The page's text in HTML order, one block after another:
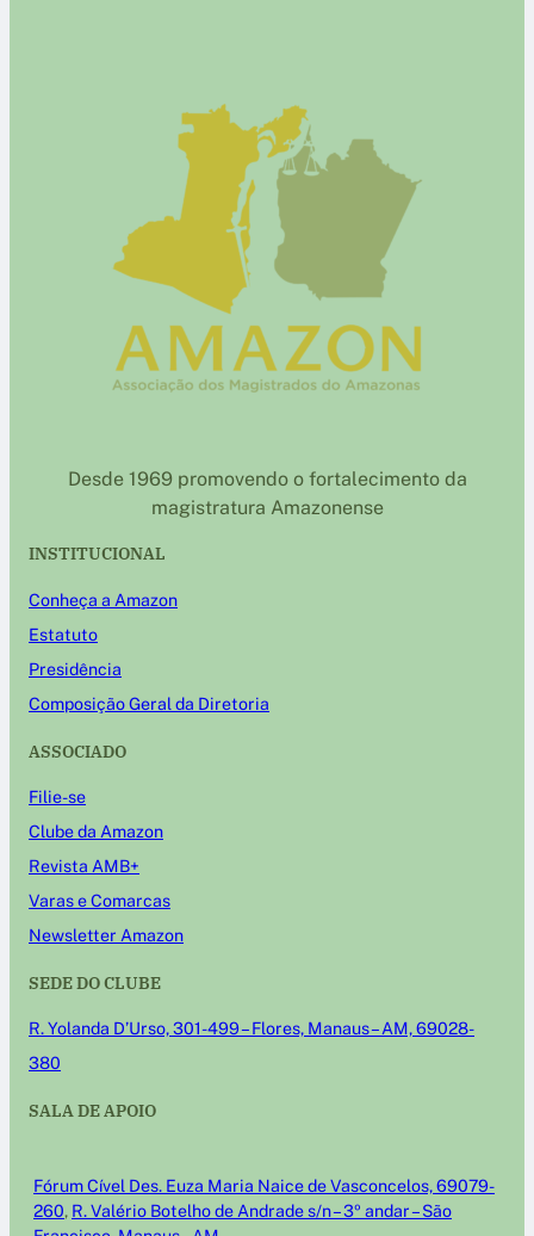
Desde 1969 promovendo o fortalecimento da
magistratura Amazonense
INSTITUCIONAL
Conheça a Amazon
Estatuto
Presidência
Composição Geral da Diretoria
ASSOCIADO
Filie-se
Clube da Amazon
Revista AMB+
Varas e Comarcas
Newsletter Amazon
SEDE DO CLUBE
R. Yolanda D’Urso, 301-499 – Flores, Manaus – AM, 69028-
380
SALA DE APOIO
Fórum Cível Des. Euza Maria Naice de Vasconcelos, 69079-
260, R. Valério Botelho de Andrade s/n – 3º andar – São